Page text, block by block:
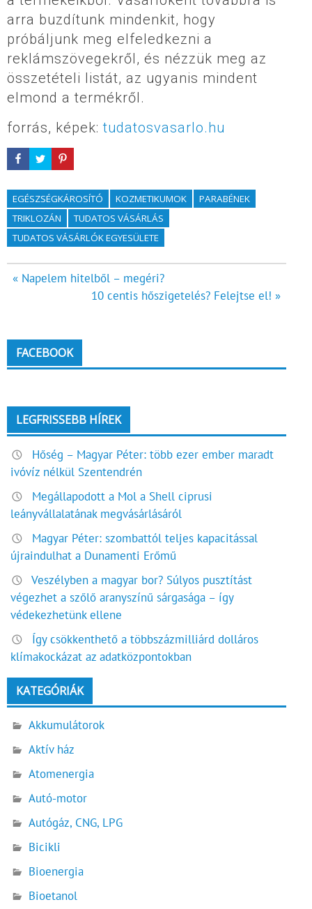
arra buzdítunk mindenkit, hogy
próbáljunk meg elfeledkezni a
reklámszövegekről, és nézzük meg az
összetételi listát, az ugyanis mindent
elmond a termékről.
forrás, képek:tudatosvasarlo.hu
EGÉSZSÉGKÁROSÍTÓ KOZMETIKUMOK
PARABÉNEK
TRIKLOZÁN
TUDATOS VÁSÁRLÁS
TUDATOS VÁSÁRLÓK EGYESÜLETE
Bejegyzés
« Napelem hitelből – megéri?
10 centis hőszigetelés? Felejtse el! »
FACEBOOK
LEGFRISSEBB HÍREK
Hőség – Magyar Péter: több ezer ember maradt
ivóvíz nélkül Szentendrén
Megállapodott a Mol a Shell ciprusi
leányvállalatának megvásárlásáról
Magyar Péter: szombattól teljes kapacitással
újraindulhat a Dunamenti Erőmű
Veszélyben a magyar bor? Súlyos pusztítást
végezhet a szőlő aranyszínű sárgasága – így
védekezhetünk ellene
Így csökkenthető a többszázmilliárd dolláros
klímakockázat az adatközpontokban
KATEGÓRIÁK
Akkumulátorok
Aktív ház
Atomenergia
Autó-motor
Autógáz, CNG, LPG
Bicikli
Bioenergia
Bioetanol